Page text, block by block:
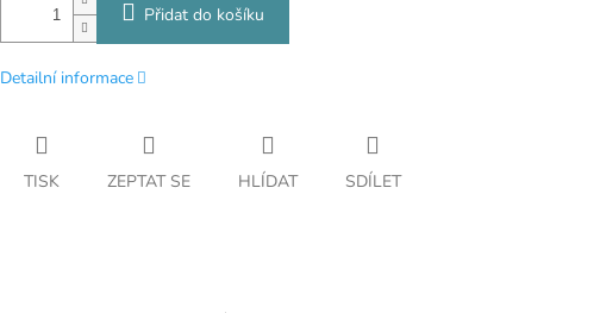
Přidat do košíku
Detailní informace
TISK ZEPTAT SE HLÍDAT SDÍLET